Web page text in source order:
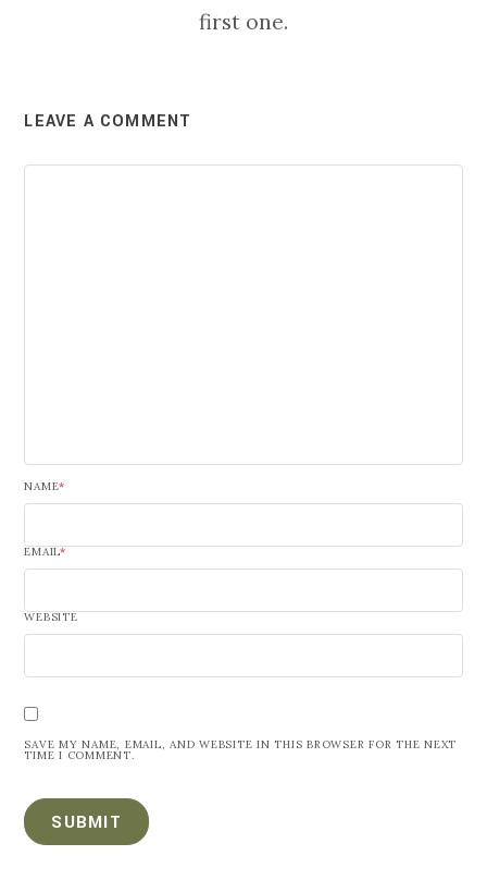
first one.
LEAVE A COMMENT
NAME*
EMAIL*
WEBSITE
SAVE MY NAME, EMAIL, AND WEBSITE IN THIS BROWSER FOR THE NEXT
TIME I COMMENT.